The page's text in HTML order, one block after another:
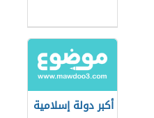
أكبر دولة إسلامية